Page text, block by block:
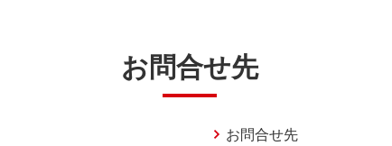
お問合せ先
お問合せ先